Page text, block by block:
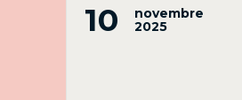
10
novembre
2025